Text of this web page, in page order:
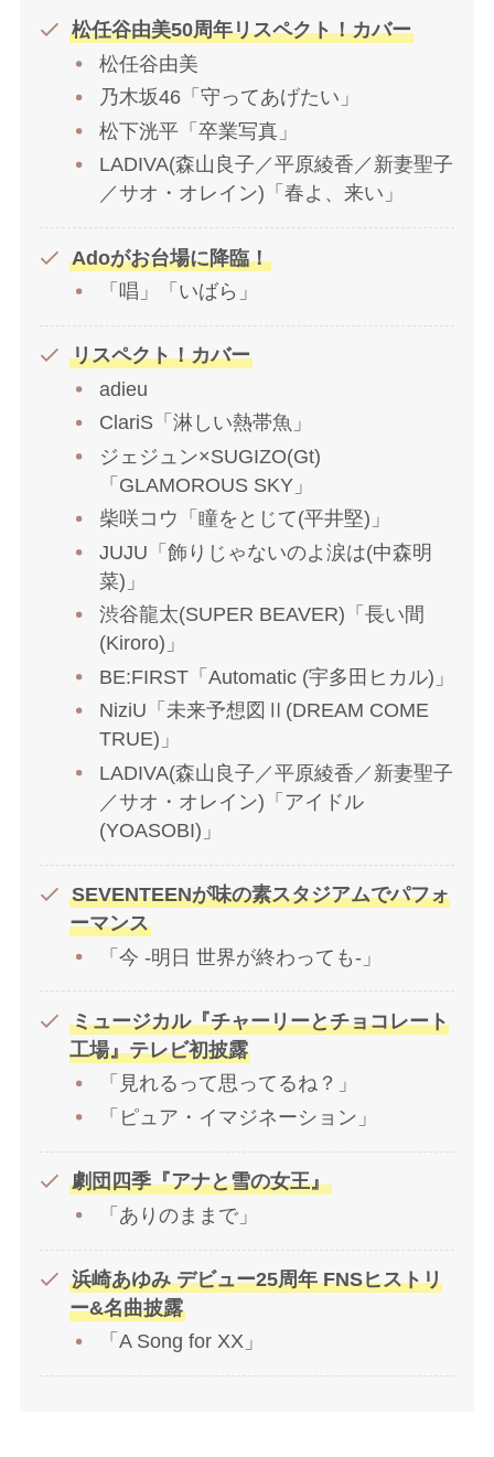
松任谷由美50周年リスペクト！カバー
松任谷由美
乃木坂46「守ってあげたい」
松下洸平「卒業写真」
LADIVA(森山良子／平原綾香／新妻聖子
／サオ・オレイン)「春よ、来い」
Adoがお台場に降臨！
「唱」「いばら」
リスペクト！カバー
adieu
ClariS「淋しい熱帯魚」
ジェジュン×SUGIZO(Gt)
「GLAMOROUS SKY」
柴咲コウ「瞳をとじて(平井堅)」
JUJU「飾りじゃないのよ涙は(中森明
菜)」
渋谷龍太(SUPER BEAVER)「長い間
(Kiroro)」
BE:FIRST「Automatic (宇多田ヒカル)」
NiziU「未来予想図Ⅱ(DREAM COME
TRUE)」
LADIVA(森山良子／平原綾香／新妻聖子
／サオ・オレイン)「アイドル
(YOASOBI)」
SEVENTEENが味の素スタジアムでパフォ
ーマンス
「今 -明日 世界が終わっても-」
ミュージカル『チャーリーとチョコレート
工場』テレビ初披露
「見れるって思ってるね？」
「ピュア・イマジネーション」
劇団四季『アナと雪の女王』
「ありのままで」
浜崎あゆみ デビュー25周年 FNSヒストリ
ー&名曲披露
「A Song for XX」